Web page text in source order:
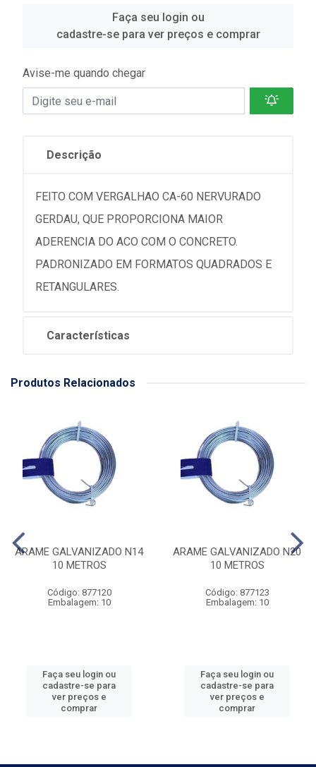
Faça seu login ou
cadastre-se para ver preços e comprar
Avise-me quando chegar
Descrição
FEITO COM VERGALHAO CA-60 NERVURADO
GERDAU, QUE PROPORCIONA MAIOR
ADERENCIA DO ACO COM O CONCRETO.
PADRONIZADO EM FORMATOS QUADRADOS E
RETANGULARES.
Características
Produtos Relacionados
ARAME GALVANIZADO N14
10 METROS
Código: 877120
Embalagem: 10
Faça seu login ou
cadastre-se para
ver preços e
comprar
ARAME GALVANIZADO N20
10 METROS
Código: 877123
Embalagem: 10
Faça seu login ou
cadastre-se para
ver preços e
comprar